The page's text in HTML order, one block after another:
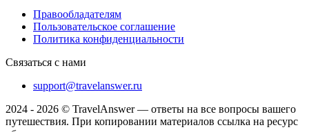
Правообладателям
Пользовательское соглашение
Политика конфиденциальности
Связаться с нами
support@travelanswer.ru
2024 - 2026 © TravelAnswer — ответы на все вопросы вашего
путешествия. При копировании материалов ссылка на ресурс